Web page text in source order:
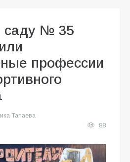
саду № 35
профессии
Тапаева
88